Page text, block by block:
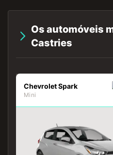
Os automóveis
Castries
Chevrolet Spark
Mini